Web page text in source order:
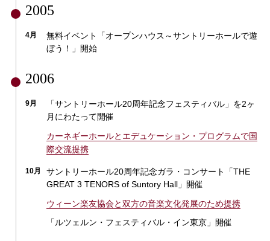
2005
4月
無料イベント「オープンハウス～サントリーホールで遊
ぼう！」開始
2006
9月
「サントリーホール20周年記念フェスティバル」を2ヶ
月にわたって開催
カーネギーホールとエデュケーション・プログラムで国
際交流提携
10月
サントリーホール20周年記念ガラ・コンサート「THE
GREAT 3 TENORS of Suntory Hall」開催
ウィーン楽友協会と双方の音楽文化発展のため提携
「ルツェルン・フェスティバル・イン東京」開催